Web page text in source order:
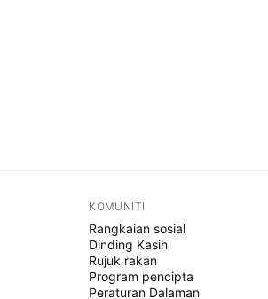
KOMUNITI
Rangkaian sosial
Dinding Kasih
Rujuk rakan
Program pencipta
Peraturan Dalaman